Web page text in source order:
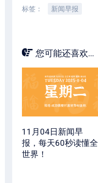
标签： 新闻早报
您可能还喜欢...
11月04日新闻早
报，每天60秒读懂全
世界！